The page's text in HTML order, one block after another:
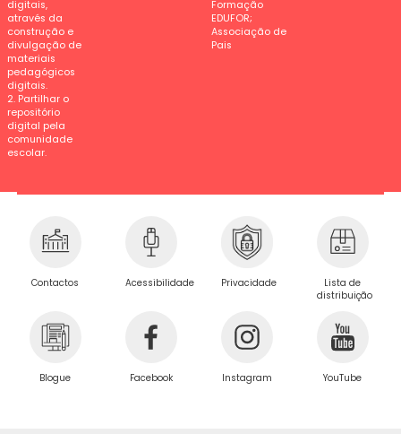
digitais,
através da
construção e
divulgação de
materiais
pedagógicos
digitais.
2. Partilhar o
repositório
digital pela
comunidade
escolar.
Formação
EDUFOR;
Associação de
Pais
Contactos Acessibilidade Privacidade
Lista de
distribuição
Blogue Facebook Instagram YouTube